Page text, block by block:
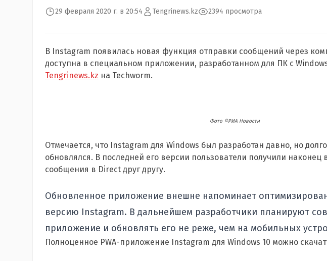
29 февраля 2020 г. в 20:54 Tengrinews.kz 2394 просмотра
В Instagram появилась новая функция отправки сообщений через
доступна в специальном приложении, разработанном для ПК с
Tengrinews.kz на Techworm.
Фото ©РИА Новости
Отмечается, что Instagram для Windows был разработан давно, но
обновлялся. В последней его версии пользователи получили наконец
сообщения в Direct друг другу.
Обновленное приложение внешне напоминает
версию Instagram. В дальнейшем разработчики планируют
приложение и обновлять его не реже, чем на мобильных
Полноценное PWA-приложение Instagram для Windows 10 можно